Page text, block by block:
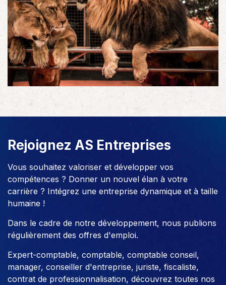
Rejoignez AS Entreprises
Vous souhaitez valoriser et développer vos
compétences ? Donner un nouvel élan à votre
carrière ? Intégrez une entreprise dynamique et à taille
humaine !
Dans le cadre de notre développement, nous publions
régulièrement des offres d'emploi.
Expert-comptable, comptable, comptable conseil,
manager, conseiller d'entreprise, juriste, fiscaliste,
contrat de professionnalisation, découvrez toutes nos